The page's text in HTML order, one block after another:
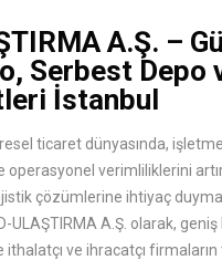
A.Ş. –
Serbest Depo
İstanbul
ticaret dünyasında,
operasyonel verimliliklerini
çözümlerine ihtiyaç
ULAŞTIRMA A.Ş. olarak,
ve ihracatçı